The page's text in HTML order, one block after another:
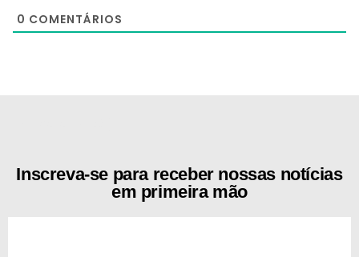
0 COMENTÁRIOS
Inscreva-se para receber nossas notícias
em primeira mão